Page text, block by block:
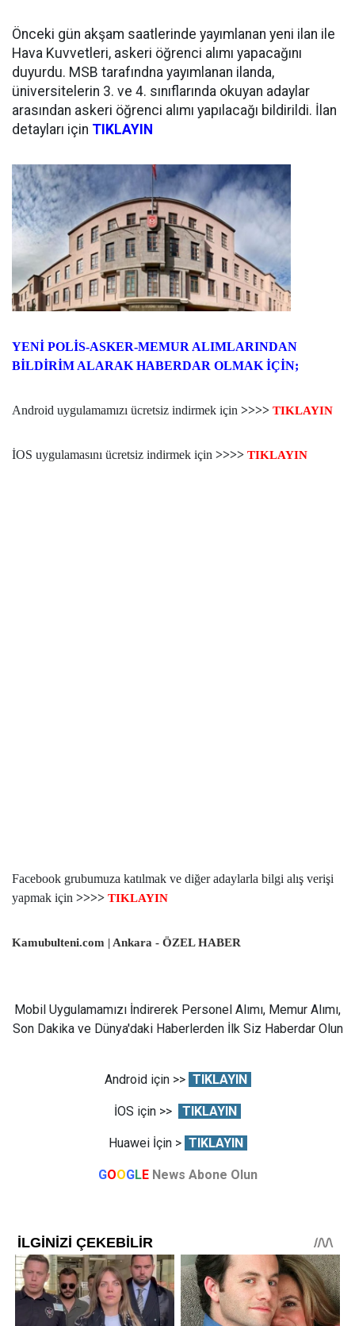
Önceki gün akşam saatlerinde yayımlanan yeni ilan ile
Hava Kuvvetleri, askeri öğrenci alımı yapacağını
duyurdu. MSB tarafındna yayımlanan ilanda,
üniversitelerin 3. ve 4. sınıflarında okuyan adaylar
arasından askeri öğrenci alımı yapılacağı bildirildi. İlan
detayları için TIKLAYIN
YENİ POLİS-ASKER-MEMUR ALIMLARINDAN
BİLDİRİM ALARAK HABERDAR OLMAK İÇİN;
Android uygulamamızı ücretsiz indirmek için >>>> TIKLAYIN
İOS uygulamasını ücretsiz indirmek için >>>> TIKLAYIN
Facebook grubumuza katılmak ve diğer adaylarla bilgi alış verişi
yapmak için >>>> TIKLAYIN
Kamubulteni.com | Ankara - ÖZEL HABER
Mobil Uygulamamızı İndirerek Personel Alımı, Memur Alımı,
Son Dakika ve Dünya'daki Haberlerden İlk Siz Haberdar Olun
Android için >> TIKLAYIN
İOS için >> TIKLAYIN
Huawei İçin > TIKLAYIN
GOOGLE News Abone Olun